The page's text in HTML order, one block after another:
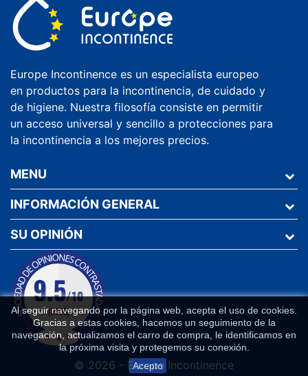
Europe Incontinence es un especialista europeo
en productos para la incontinencia, de cuidado y
de higiene. Nuestra filosofía consiste en permitir
un acceso universal y sencillo a protecciones para
la incontinencia a los mejores precios.
MENU
INFORMACIÓN GENERAL
Al seguir navegando por la página web, acepta el uso de cookies.
Gracias a estas cookies, hacemos un seguimiento de la
navegación, actualizamos el carro de compra, le identificamos en
la próxima visita y protegemos su conexión.
Acepto
SU OPINIÓN
© 2026 - Europe Incontinence